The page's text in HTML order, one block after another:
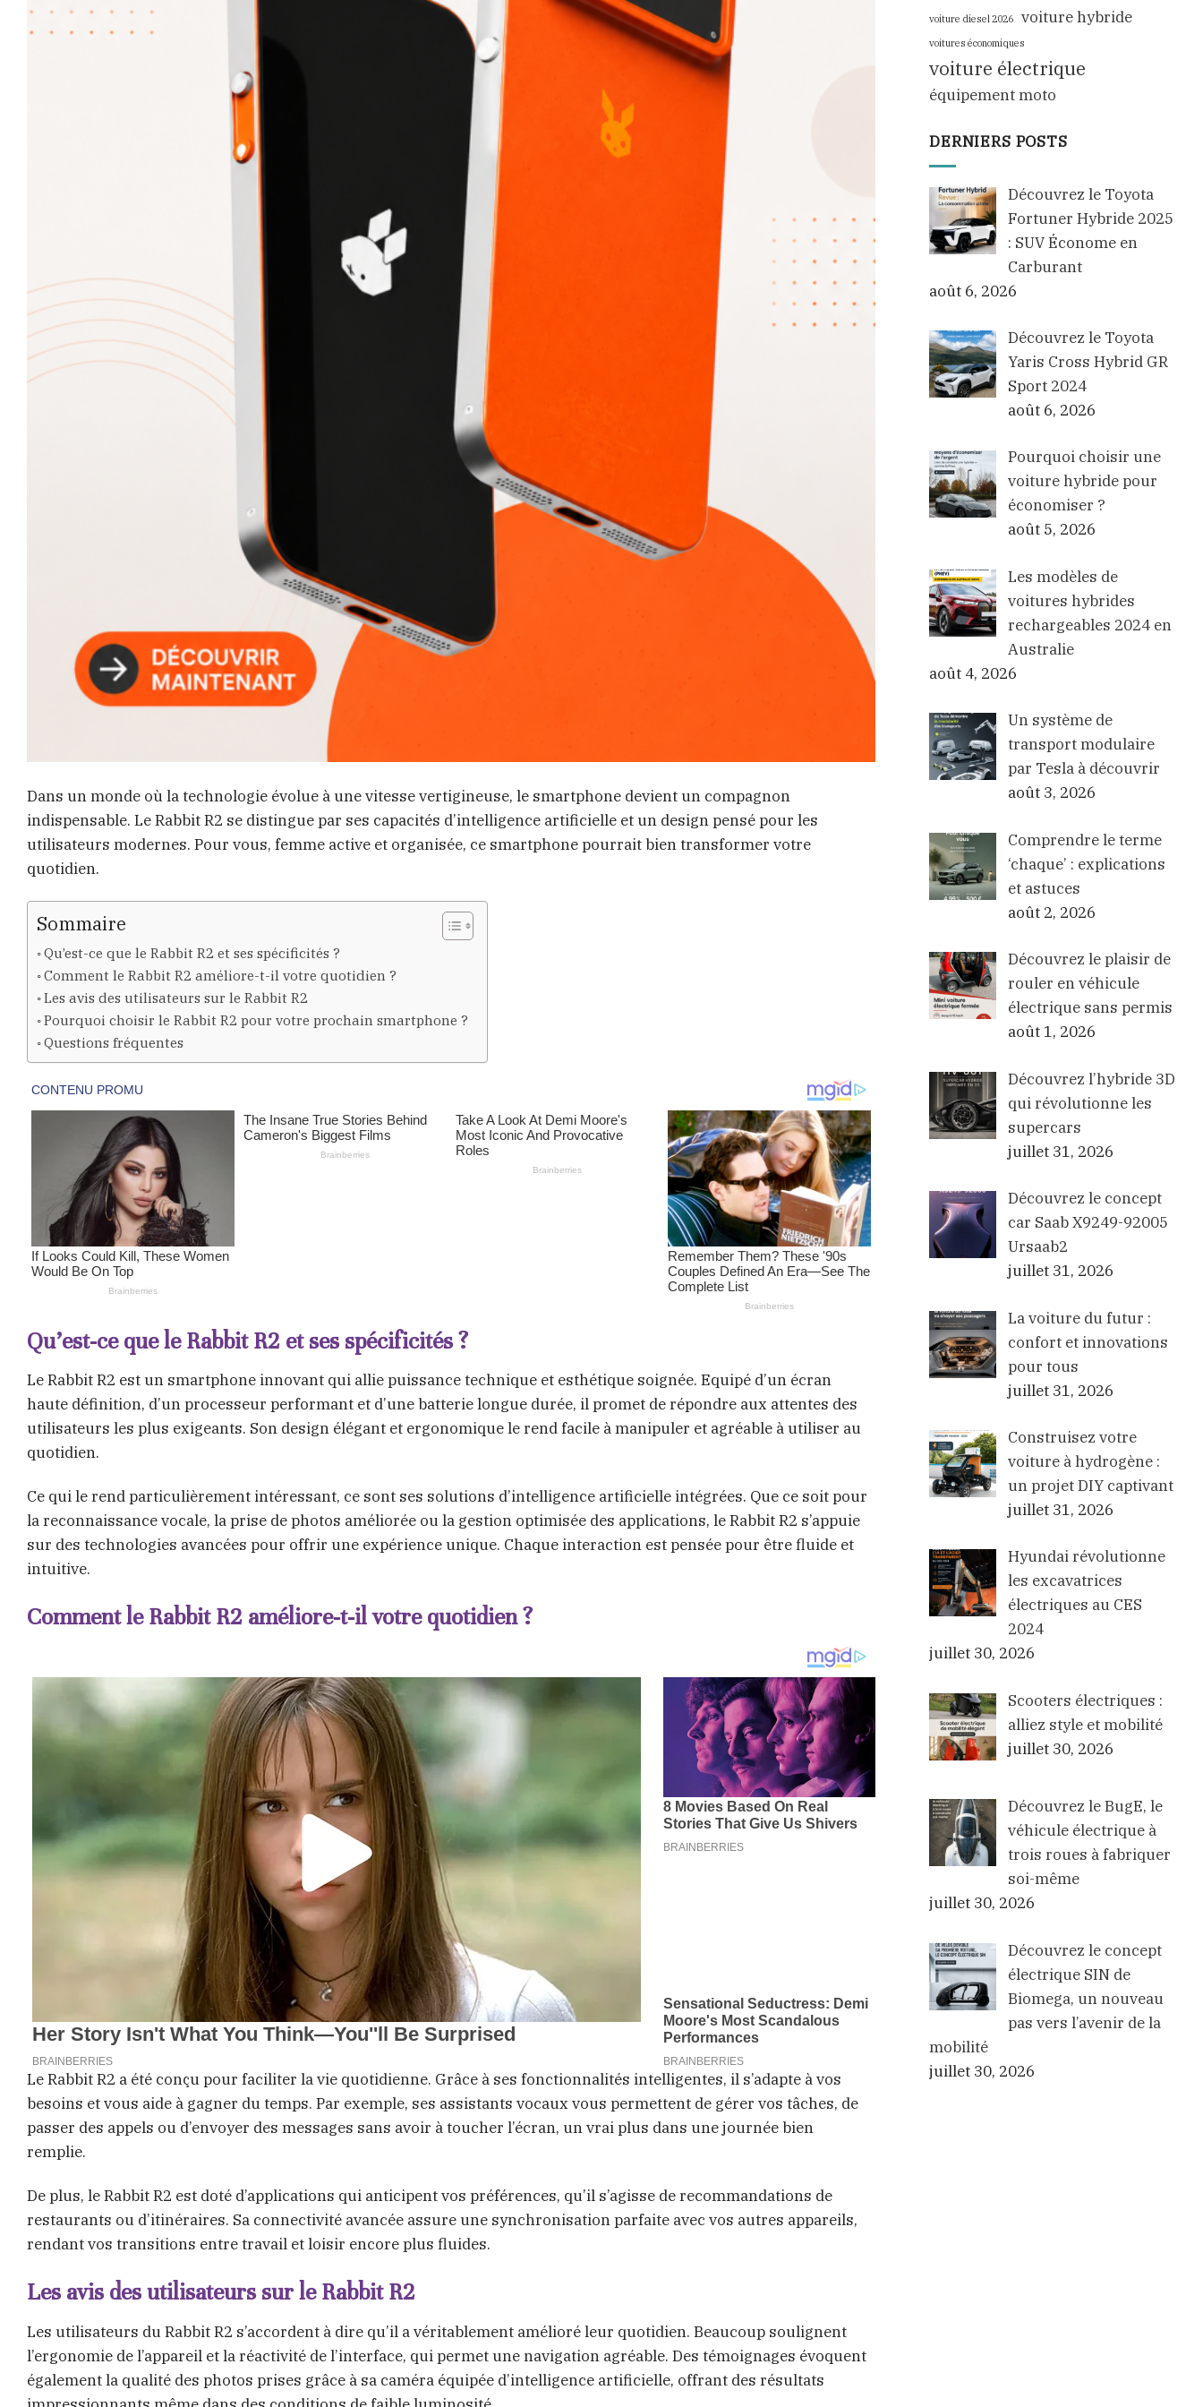
Dans un monde où la technologie évolue à une vitesse vertigineuse, le smartphone devient un compagnon
indispensable. Le Rabbit R2 se distingue par ses capacités d’intelligence artificielle et un design pensé pour les
utilisateurs modernes. Pour vous, femme active et organisée, ce smartphone pourrait bien transformer votre
quotidien.
Sommaire
Qu’est-ce que le Rabbit R2 et ses spécificités ?
Comment le Rabbit R2 améliore-t-il votre quotidien ?
Les avis des utilisateurs sur le Rabbit R2
Pourquoi choisir le Rabbit R2 pour votre prochain smartphone ?
Questions fréquentes
Qu’est-ce que le Rabbit R2 et ses spécificités ?
Le Rabbit R2 est un smartphone innovant qui allie puissance technique et esthétique soignée. Equipé d’un écran
haute définition, d’un processeur performant et d’une batterie longue durée, il promet de répondre aux attentes des
utilisateurs les plus exigeants. Son design élégant et ergonomique le rend facile à manipuler et agréable à utiliser au
quotidien.
Ce qui le rend particulièrement intéressant, ce sont ses solutions d’intelligence artificielle intégrées. Que ce soit pour
la reconnaissance vocale, la prise de photos améliorée ou la gestion optimisée des applications, le Rabbit R2 s’appuie
sur des technologies avancées pour offrir une expérience unique. Chaque interaction est pensée pour être fluide et
intuitive.
Comment le Rabbit R2 améliore-t-il votre quotidien ?
Le Rabbit R2 a été conçu pour faciliter la vie quotidienne. Grâce à ses fonctionnalités intelligentes, il s’adapte à vos
besoins et vous aide à gagner du temps. Par exemple, ses assistants vocaux vous permettent de gérer vos tâches, de
passer des appels ou d’envoyer des messages sans avoir à toucher l’écran, un vrai plus dans une journée bien
remplie.
De plus, le Rabbit R2 est doté d’applications qui anticipent vos préférences, qu’il s’agisse de recommandations de
restaurants ou d’itinéraires. Sa connectivité avancée assure une synchronisation parfaite avec vos autres appareils,
rendant vos transitions entre travail et loisir encore plus fluides.
Les avis des utilisateurs sur le Rabbit R2
Les utilisateurs du Rabbit R2 s’accordent à dire qu’il a véritablement amélioré leur quotidien. Beaucoup soulignent
l’ergonomie de l’appareil et la réactivité de l’interface, qui permet une navigation agréable. Des témoignages évoquent
également la qualité des photos prises grâce à sa caméra équipée d’intelligence artificielle, offrant des résultats
voiture diesel 2026 voiture hybride
voitures économiques
voiture électrique
équipement moto
DERNIERS POSTS
Découvrez le Toyota
Fortuner Hybride 2025
: SUV Économe en
Carburant
août 6, 2026
Découvrez le Toyota
Yaris Cross Hybrid GR
Sport 2024
août 6, 2026
Pourquoi choisir une
voiture hybride pour
économiser ?
août 5, 2026
Les modèles de
voitures hybrides
rechargeables 2024 en
Australie
août 4, 2026
Un système de
transport modulaire
par Tesla à découvrir
août 3, 2026
Comprendre le terme
‘chaque’ : explications
et astuces
août 2, 2026
Découvrez le plaisir de
rouler en véhicule
électrique sans permis
août 1, 2026
Découvrez l’hybride 3D
qui révolutionne les
supercars
juillet 31, 2026
Découvrez le concept
car Saab X9249-92005
Ursaab2
juillet 31, 2026
La voiture du futur :
confort et innovations
pour tous
juillet 31, 2026
Construisez votre
voiture à hydrogène :
un projet DIY captivant
juillet 31, 2026
Hyundai révolutionne
les excavatrices
électriques au CES
2024
juillet 30, 2026
Scooters électriques :
alliez style et mobilité
juillet 30, 2026
Découvrez le BugE, le
véhicule électrique à
trois roues à fabriquer
soi-même
juillet 30, 2026
Découvrez le concept
électrique SIN de
Biomega, un nouveau
pas vers l’avenir de la
mobilité
juillet 30, 2026